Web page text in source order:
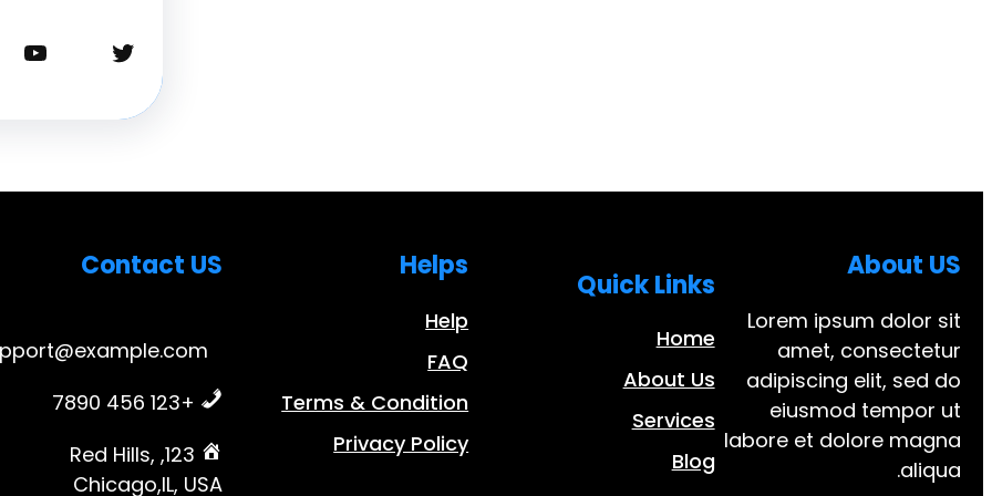
تويتر
يوتيوب
About US
Lorem ipsum dolor sit
amet, consectetur
adipiscing elit, sed do
eiusmod tempor ut
labore et dolore magna
aliqua.
Quick Links
Home
About Us
Services
Blog
Helps
Help
FAQ
Terms & Condition
Privacy Policy
Contact US
+123 456 7890
123, Red Hills,
Chicago,IL, USA